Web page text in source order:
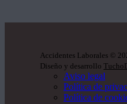
Accidentes Laborales ©
Diseño y desarrollo
Aviso legal
Política de
Política de